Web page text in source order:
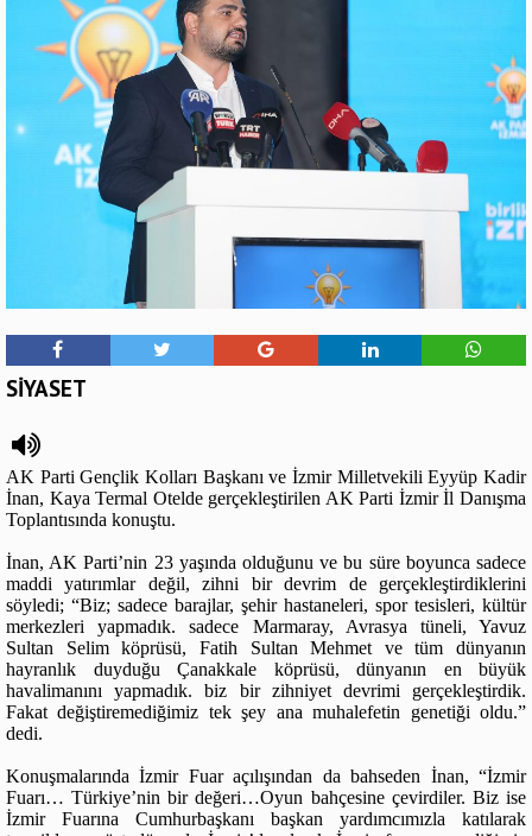
SİYASET
AK Parti Gençlik Kolları Başkanı ve İzmir Milletvekili Eyyüp Kadir
İnan, Kaya Termal Otelde gerçekleştirilen AK Parti İzmir İl Danışma
Toplantısında konuştu.
İnan, AK Parti’nin 23 yaşında olduğunu ve bu süre boyunca sadece
maddi yatırımlar değil, zihni bir devrim de gerçekleştirdiklerini
söyledi; “Biz; sadece barajlar, şehir hastaneleri, spor tesisleri, kültür
merkezleri yapmadık. sadece Marmaray, Avrasya tüneli, Yavuz
Sultan Selim köprüsü, Fatih Sultan Mehmet ve tüm dünyanın
hayranlık duyduğu Çanakkale köprüsü, dünyanın en büyük
havalimanını yapmadık. biz bir zihniyet devrimi gerçekleştirdik.
Fakat değiştiremediğimiz tek şey ana muhalefetin genetiği oldu.”
dedi.
Konuşmalarında İzmir Fuar açılışından da bahseden İnan, “İzmir
Fuarı… Türkiye’nin bir değeri…Oyun bahçesine çevirdiler. Biz ise
İzmir Fuarına Cumhurbaşkanı başkan yardımcımızla katılarak